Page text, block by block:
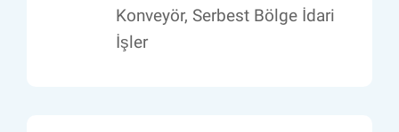
Konveyör, Serbest Bölge İdari
İşler